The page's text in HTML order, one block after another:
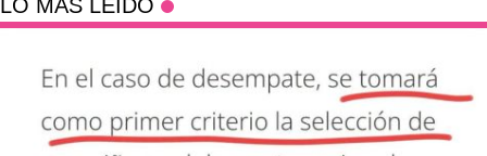
LO MÁS LEÍDO